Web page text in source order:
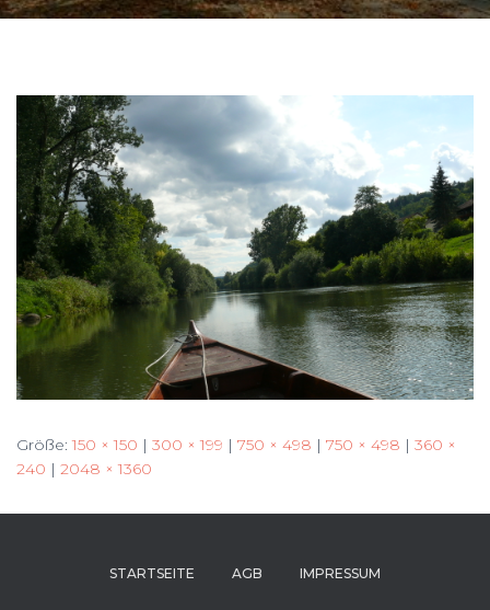
L
Größe:150 × 150 | 300 × 199 | 750 × 498 | 750 × 498 | 360 ×
240 | 2048 × 1360
STARTSEITE AGB IMPRESSUM